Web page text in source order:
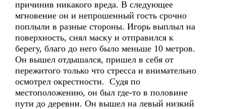
причинив никакого вреда. В следующее
мгновение он и непрошенный гость срочно
поплыли в разные стороны. Игорь выплыл на
поверхность, снял маску и отправился к
берегу, благо до него было меньше 10 метров.
Он вышел отдышался, пришел в себя от
пережитого только что стресса и внимательно
осмотрел окрестности. Судя по
местоположению, он был где-то в половине
пути до деревни. Он вышел на левый низкий